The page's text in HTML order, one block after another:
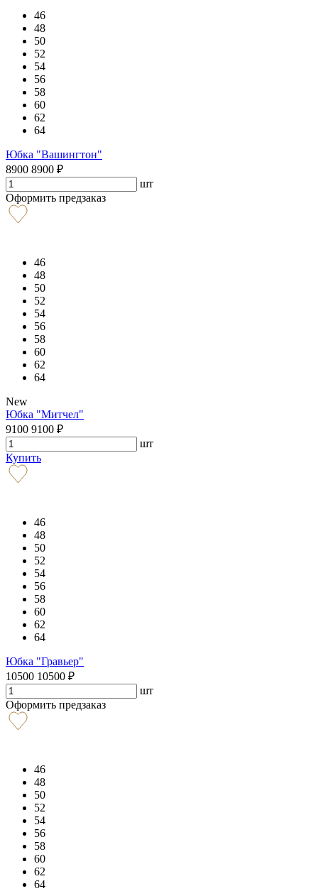
46
48
50
52
54
56
58
60
62
64
Юбка "Вашингтон"
8900 8900 ₽
шт
Оформить предзаказ
46
48
50
52
54
56
58
60
62
64
New
Юбка "Митчел"
9100 9100 ₽
шт
Купить
46
48
50
52
54
56
58
60
62
64
Юбка "Гравьер"
10500 10500 ₽
шт
Оформить предзаказ
46
48
50
52
54
56
58
60
62
64